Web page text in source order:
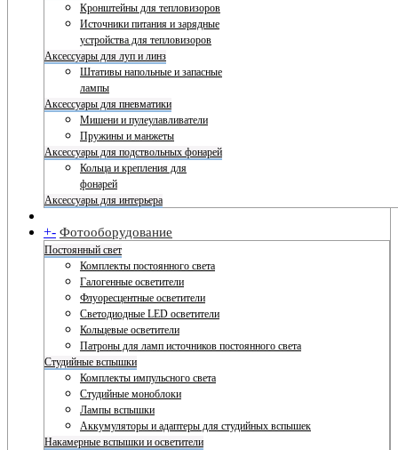
Кронштейны для тепловизоров
Источники питания и зарядные
устройства для тепловизоров
Аксессуары для луп и линз
Штативы напольные и запасные
лампы
Аксессуары для пневматики
Мишени и пулеулавливатели
Пружины и манжеты
Аксессуары для подствольных фонарей
Кольца и крепления для
фонарей
Аксессуары для интерьера
+- Фотооборудование
Постоянный свет
Комплекты постоянного света
Галогенные осветители
Флуоресцентные осветители
Светодиодные LED осветители
Кольцевые осветители
Патроны для ламп источников постоянного света
Студийные вспышки
Комплекты импульсного света
Студийные моноблоки
Лампы вспышки
Аккумуляторы и адаптеры для студийных вспышек
Накамерные вспышки и осветители